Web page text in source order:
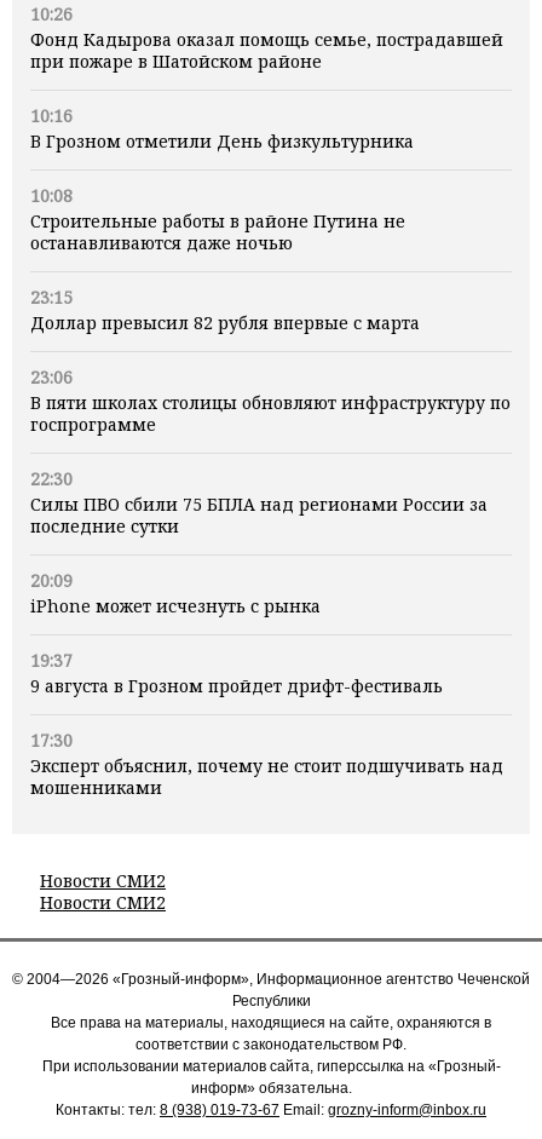
10:26
Фонд Кадырова оказал помощь семье, пострадавшей
при пожаре в Шатойском районе
10:16
В Грозном отметили День физкультурника
10:08
Строительные работы в районе Путина не
останавливаются даже ночью
23:15
Доллар превысил 82 рубля впервые с марта
23:06
В пяти школах столицы обновляют инфраструктуру по
госпрограмме
22:30
Силы ПВО сбили 75 БПЛА над регионами России за
последние сутки
20:09
iPhone может исчезнуть с рынка
19:37
9 августа в Грозном пройдет дрифт-фестиваль
17:30
Эксперт объяснил, почему не стоит подшучивать над
мошенниками
Новости СМИ2
Новости СМИ2
© 2004—2026 «Грозный-информ», Информационное агентство Чеченской
Республики
Все права на материалы, находящиеся на сайте, охраняются в
соответствии с законодательством РФ.
При использовании материалов сайта, гиперссылка на «Грозный-
информ» обязательна.
Контакты: тел: 8 (938) 019-73-67 Email: grozny-inform@inbox.ru